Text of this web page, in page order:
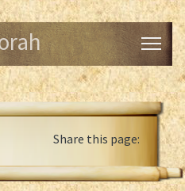
Share this page: